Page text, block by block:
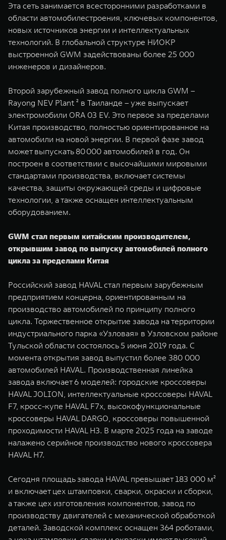
Эта сеть занимается всесторонними разработками в
области автомобилестроения, ключевых компонентов,
новых источников энергии и интеллектуальных
технологий. В глобальной структуре НИОКР
выстроенной GWM задействованы более 25 000
инженеров и дизайнеров.
Второй зарубежный завод полного цикла GWM –
Rayong NEV Plant ² в Таиланде – уже выпускает
электромобили ORA 03 EV. Это первое за пределами
Китая производство, полностью ориентированное на
автомобили на новой энергии. В первой фазе завод
может выпускать 80 000 автомобилей в год. Он
построен в соответствии с высочайшими мировыми
стандартами производства, включает системы
качества, защиты окружающей среды и цифровые
технологии, а также оснащен интеллектуальным
оборудованием.
GWM стал первым китайским производителем,
открывшим завод по выпуску автомобилей полного
цикла за пределами Китая
Российский завод HAVAL стал первым зарубежным
предприятием концерна, ориентированным на
производство автомобилей по принципу полного
цикла. Торжественное открытие завода на территории
индустриального парка «Узловая» в Узловском районе
Тульской области состоялось 5 июня 2019 года. С
момента открытия завод выпустил более 380 000
автомобилей HAVAL. Производственная линейка
завода включает 6 моделей: городские кроссоверы
HAVAL JOLION, интеллектуальные кроссоверы HAVAL
F7, кросс-купе HAVAL F7x, высокофункциональные
кроссоверы HAVAL DARGO, кроссоверы повышенной
проходимости HAVAL H3. В марте 2025 года на заводе
налажено серийное производство нового кроссовера
HAVAL H7.
Сегодня площадь завода HAVAL превышает 183 000 м²
и включает цех штамповки, сварки, окраски и сборки,
а также цех изготовления компонентов, завод по
производству двигателей с механической обработкой
деталей. Заводской комплекс оснащен 364 роботами,